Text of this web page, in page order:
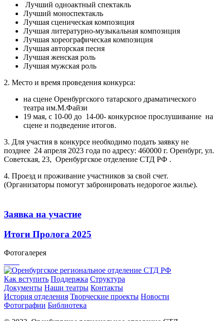
Лучший одноактный спектакль
Лучший моноспектакль
Лучшая сценическая композиция
Лучшая литературно-музыкальная композиция
Лучшая хореографическая композиция
Лучшая авторская песня
Лучшая женская роль
Лучшая мужская роль
2. Место и время проведения конкурса:
на сцене Оренбургского татарского драматического
театра им.М.Файзи
19 мая, с 10-00 до 14-00- конкурсное прослушивание на
сцене и подведение итогов.
3. Для участия в конкурсе необходимо подать заявку не
позднее 24 апреля 2023 года по адресу: 460000 г. Оренбург, ул.
Советская, 23, Оренбургское отделение СТД РФ .
4. Проезд и проживание участников за свой счет.
(Организаторы помогут забронировать недорогое жилье).
Заявка на участие
Итоги Пролога 2025
Фотогалерея
Как вступить Поддержка Структура
Документы Наши театры Контакты
История отделения Творческие проекты Новости
Фотографии Библиотека